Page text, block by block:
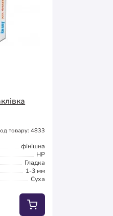
товару: 4833
фінішна
HP
Гладка
1-3 мм
Суха